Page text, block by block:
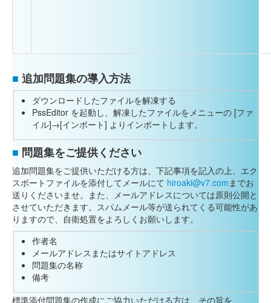
■ 追加問題集の導入方法
ダウンロードしたファイルを解凍する
PssEditor を起動し、解凍したファイルをメニューの [ファ
イル]→[インポート] よりインポートします。
■ 問題集をご提供ください
追加問題集をご提供いただける方は、下記事項を記入の上、エク
スポートファイルを添付してメールにて hiroaki@v7.comまでお
送りくださいませ。また、メールアドレスについては原則公開と
させていただきます。スパムメール等が送られてくる可能性があ
りますので、自衛処置をよろしくお願いします。
作者名
メールアドレスまたはサイトアドレス
問題集の名称
備考
標準添付問題集の作成にご協力いただける方は、その旨を